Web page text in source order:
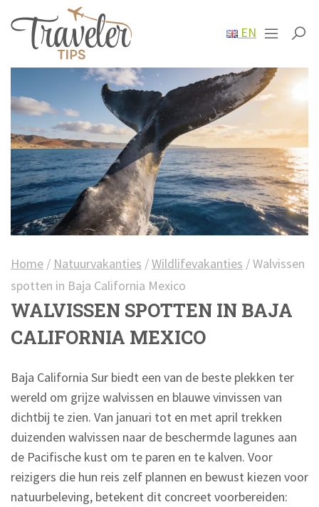
EN
Home / Natuurvakanties /Wildlifevakanties /Walvissen
spotten in Baja California Mexico
WALVISSEN SPOTTEN IN BAJA
CALIFORNIA MEXICO
Baja California Sur biedt een van de beste plekken ter
wereld om grijze walvissen en blauwe vinvissen van
dichtbij te zien. Van januari tot en met april trekken
duizenden walvissen naar de beschermde lagunes aan
de Pacifische kust om te paren en te kalven. Voor
reizigers die hun reis zelf plannen en bewust kiezen voor
natuurbeleving, betekent dit concreet voorbereiden: